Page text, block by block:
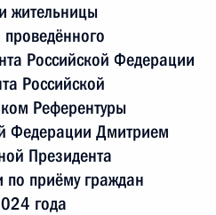
жительницы
Российской Федерации
Российской
Референтуры
Федерации Дмитрием
Президента
по приёму граждан
года